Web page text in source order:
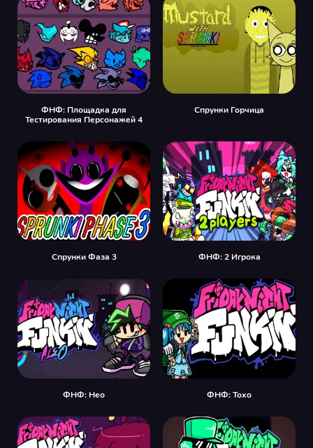
ФНФ: Площадка для
Тестирования Персонажей 4
Спрунки Горчица
Спрунки Фаза 3 ФНФ: 2 Игрока
ФНФ: Нео ФНФ: Тохо